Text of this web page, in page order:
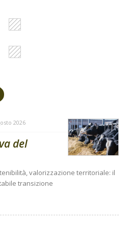
2026
del
valorizzazione territoriale: il
transizione